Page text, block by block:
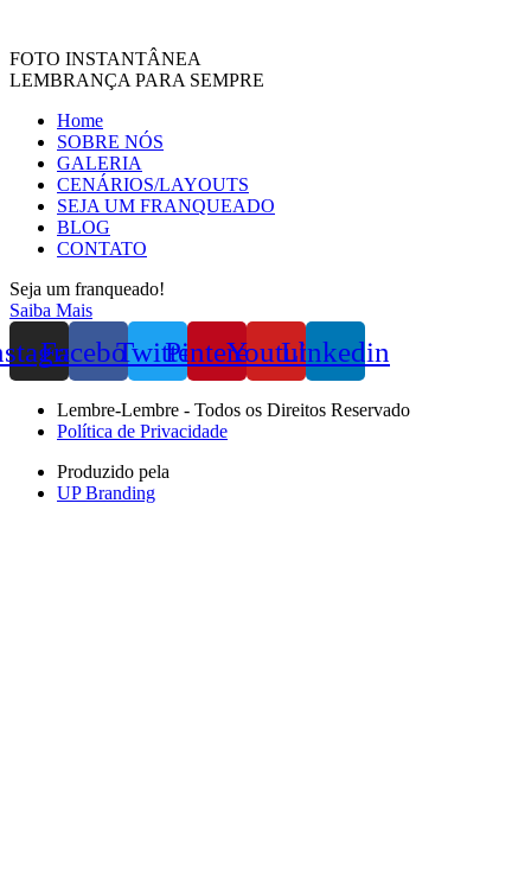
FOTO INSTANTÂNEA
LEMBRANÇA PARA SEMPRE
Home
SOBRE NÓS
GALERIA
CENÁRIOS/LAYOUTS
SEJA UM FRANQUEADO
BLOG
CONTATO
Seja um franqueado!
Saiba Mais
FacebookTwitterPinterestYoutubeLinkedin
Lembre-Lembre - Todos os Direitos Reservado
Política de Privacidade
Produzido pela
UP Branding